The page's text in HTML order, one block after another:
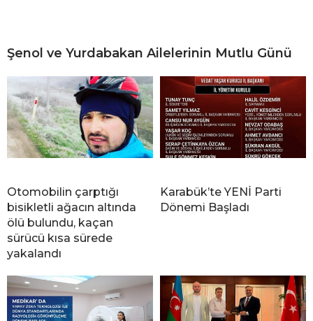
Şenol ve Yurdabakan Ailelerinin Mutlu Günü
Otomobilin çarptığı
bisikletli ağacın altında
ölü bulundu, kaçan
sürücü kısa sürede
yakalandı
Karabük’te YENİ Parti
Dönemi Başladı